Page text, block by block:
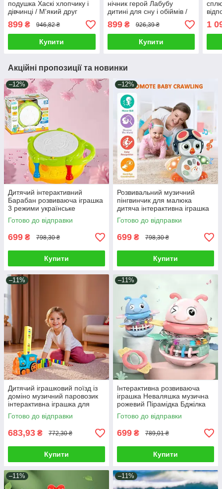
подушка Хаскі хлопчику і
дівчинці / М'який друг
36х15х46 см синтепон
899 ₴ 946,82 ₴
Купити
нічник герой Лабубу
дитині для сну і обіймів /
підсвічуванням Проекція
зоряного неба музика
899₴ 926,39 ₴
Купити
1
Акційні пропозиції та новинки
–12%
Дитячий інтерактивний
Барабан розвиваюча іграшка
3 режими українське
озвучення вивчення букв
цифр пісні мелодії
Готово до відправки
699 ₴ 798,30 ₴
Купити
–12%
Розвивальний музичний
пінгвинчик для малюка
дитяча інтерактивна іграшка
їздить світло звук серцебиття
співає
Готово до відправки
699 ₴ 798,30 ₴
Купити
–11%
Дитячий іграшковий поїзд із
доміно музичний паровозик
інтерактивна іграшка для
малюків світло звук мелодії
Готово до відправки
683,93 ₴ 772,30 ₴
Купити
–11%
Інтерактивна розвиваюча
іграшка Неваляшка музична
рожевий Пірамідка Бджілка
брязкальце з прорізувачем
Готово до відправки
699 ₴ 789,01 ₴
Купити
–11% –11%